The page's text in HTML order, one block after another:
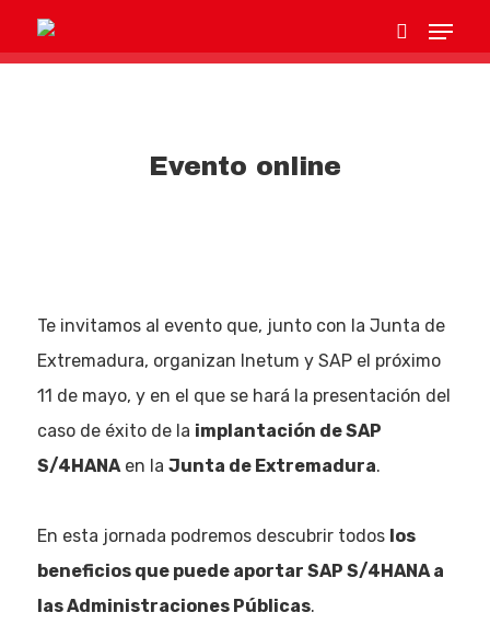
Evento online
Te invitamos al evento que, junto con la Junta de
Extremadura, organizan Inetum y SAP el próximo
11 de mayo, y en el que se hará la presentación del
caso de éxito de la implantación de SAP
S/4HANAen la Junta de Extremadura.
En esta jornada podremos descubrir todos los
beneficios que puede aportar SAP S/4HANA a
las Administraciones Públicas.